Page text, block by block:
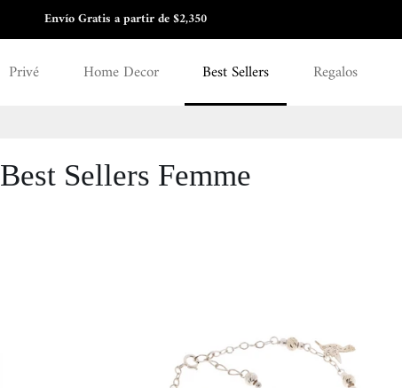
3 y 6 meses sin intereses
Privé Home Decor Best Sellers Regalos
Best Sellers Femme